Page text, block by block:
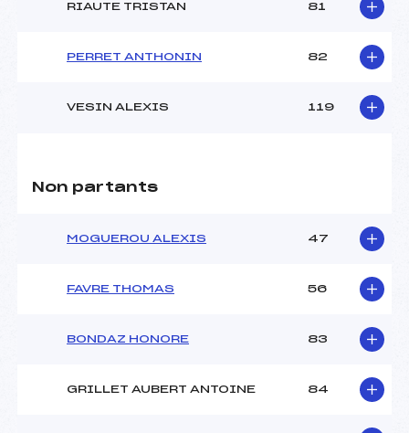
RIAUTE TRISTAN 81
PERRET ANTHONIN 82
VESIN ALEXIS 119
Non partants
MOGUEROU ALEXIS 47
FAVRE THOMAS 56
BONDAZ HONORE 83
GRILLET AUBERT ANTOINE 84